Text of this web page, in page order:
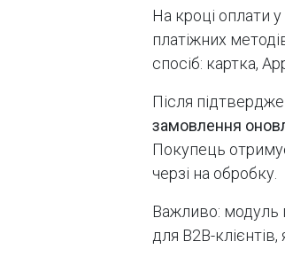
На кроці оплати
платіжних
спосіб: картка,
Після
замовлення
Покупець
черзі на обробку.
Важливо: модуль
для B2B-